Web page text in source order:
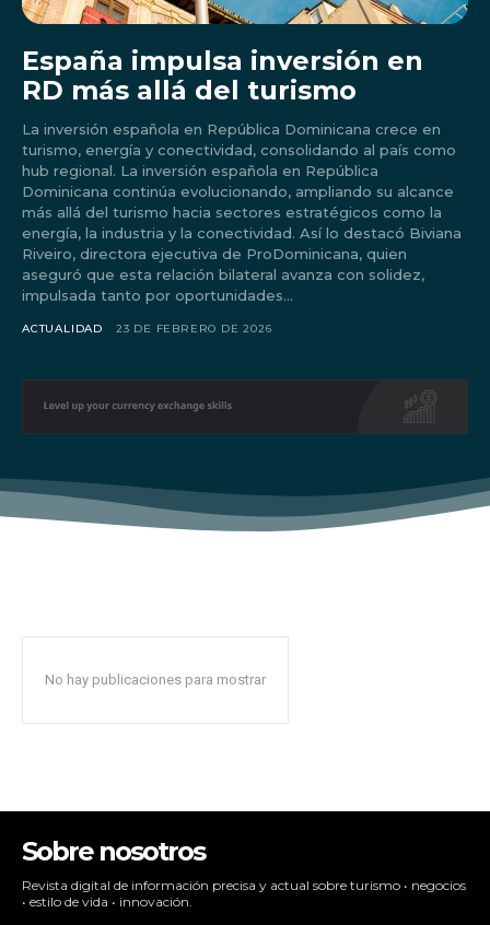
Don't miss
to stay in the loop.
España impulsa inversión en
RD más allá del turismo
La inversión española en República Dominicana crece en
turismo, energía y conectividad, consolidando al país como
hub regional. La inversión española en República
Dominicana continúa evolucionando, ampliando su alcance
más allá del turismo hacia sectores estratégicos como la
energía, la industria y la conectividad. Así lo destacó Biviana
Riveiro, directora ejecutiva de ProDominicana, quien
aseguró que esta relación bilateral avanza con solidez,
impulsada tanto por oportunidades...
ACTUALIDAD 23 DE FEBRERO DE 2026
No hay publicaciones para mostrar
Sobre nosotros
Revista digital de información precisa y actual sobre turismo • negocios
• estilo de vida • innovación.